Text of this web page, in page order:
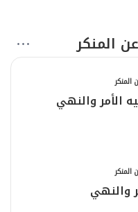
المنكر
المنكر
الأمر والنهي
المنكر
والنهي